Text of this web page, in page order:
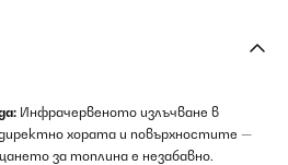
Инфрачервеното излъчване в
хората и повърхностите —
за топлина е незабавно.